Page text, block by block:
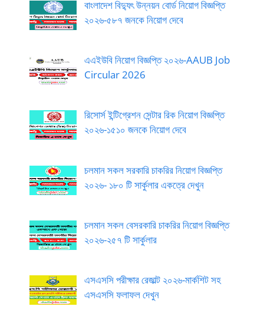
বাংলাদেশ বিদ্যুৎ উন্নয়ন বোর্ড নিয়োগ বিজ্ঞপ্তি
২০২৬-৫৮৭ জনকে নিয়োগ দেবে
এএইউবি নিয়োগ বিজ্ঞপ্তি ২০২৬-AAUB Job
Circular 2026
রিসোর্স ইন্টিগ্রেশন সেন্টার রিক নিয়োগ বিজ্ঞপ্তি
২০২৬-১৫১০ জনকে নিয়োগ দেবে
চলমান সকল সরকারি চাকরির নিয়োগ বিজ্ঞপ্তি
২০২৬- ১৮০ টি সার্কুলার একত্রে দেখুন
চলমান সকল বেসরকারি চাকরির নিয়োগ বিজ্ঞপ্তি
২০২৬-২৫৭ টি সার্কুলার
এসএসসি পরীক্ষার রেজাল্ট ২০২৬-মার্কশিট সহ
এসএসসি ফলাফল দেখুন